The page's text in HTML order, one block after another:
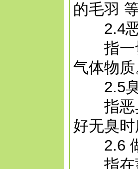
的毛羽
2.4恶
指一切
气体物
2.5臭
指恶臭
好无臭
2.6 做
指在蓄